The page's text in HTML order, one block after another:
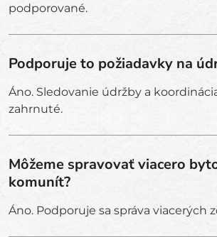
podporované.
Podporuje to požiadavky na
Áno. Sledovanie údržby a
zahrnuté.
Môžeme spravovať viacero
komunít?
Áno. Podporuje sa správa viacerých